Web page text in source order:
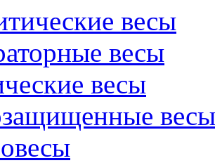
весы
весы
весы
весы